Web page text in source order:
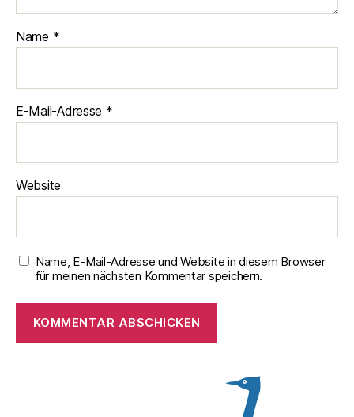
Name *
E-Mail-Adresse *
Website
Name, E-Mail-Adresse und Website in diesem Browser
für meinen nächsten Kommentar speichern.